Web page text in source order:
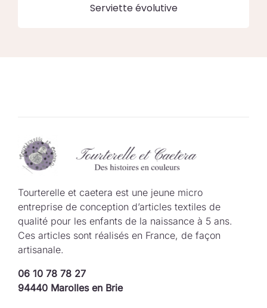
Serviette évolutive
Tourterelle et caetera est une jeune micro
entreprise de conception d’articles textiles de
qualité pour les enfants de la naissance à 5 ans.
Ces articles sont réalisés en France, de façon
artisanale.
06 10 78 78 27
94440 Marolles en Brie